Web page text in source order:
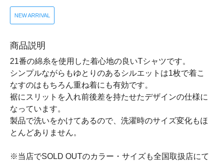
NEW ARRIVAL
商品説明
21番の綿糸を使用した着心地の良いTシャツです。
シンプルながらもゆとりのあるシルエットは1枚で着こ
なすのはもちろん重ね着にも有効です。
裾にスリットを入れ前後差を持たせたデザインの仕様に
なっています。
製品で洗いをかけてあるので、洗濯時のサイズ変化もほ
とんどありません。
※当店でSOLD OUTのカラー・サイズも全国取扱店にて